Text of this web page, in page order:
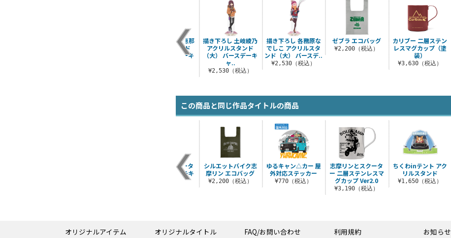
ゼブラ エコバッグ
¥2,200（税込）
カリブー 二層ステン
レスマグカップ（塗
装）
¥3,630（税込）
描き下ろし 斉藤恵那
アクリルスタンド
（大） バースデーキ
描き下ろし 土岐綾乃
アクリルスタンド
（大） バースデーキ
ャ..
¥2,530（税込）
描き下ろし 各務原な
でしこ アクリルスタ
ンド（大） バースデ..
¥2,530（税込）
この商品と同じ作品タイトルの商品
志摩リンとスクータ
ー 二層ステンレスマ
グカップ Ver2.0
¥3,190（税込）
ちくわinテント アク
リルスタンド
¥1,650（税込）
志摩リンとスクータ
ー アクリルマルチキ
シルエットバイク志
摩リン エコバッグ
¥2,200（税込）
ゆるキャン△カー 屋
外対応ステッカー
¥770（税込）
オリジナルアイテム オリジナルタイトル FAQ/お問い合わせ 利用規約 お知らせ